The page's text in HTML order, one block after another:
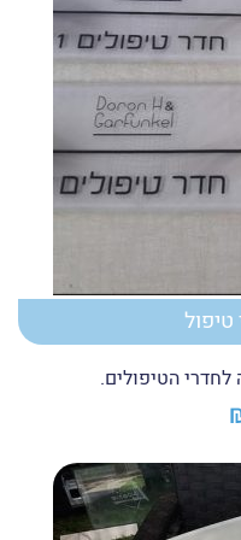
הטיפולים.